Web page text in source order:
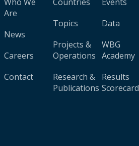
Are
News
Careers
Contact
Topics
Projects &
Operations
Research &
Publications
Data
WBG
Academy
Results
Scorecard